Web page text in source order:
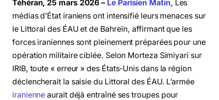
Téhéran, 25 mars 2026 – Le Parisien Matin, Les
médias d’État iraniens ont intensifié leurs menaces sur
le Littoral des ÉAU et de Bahreïn, affirmant que les
forces iraniennes sont pleinement préparées pour une
opération militaire ciblée. Selon Morteza Simiyari sur
IRIB, toute « erreur » des États-Unis dans la région
déclencherait la saisie du Littoral des ÉAU. L’armée
iranienne aurait déjà entraîné ses troupes pour